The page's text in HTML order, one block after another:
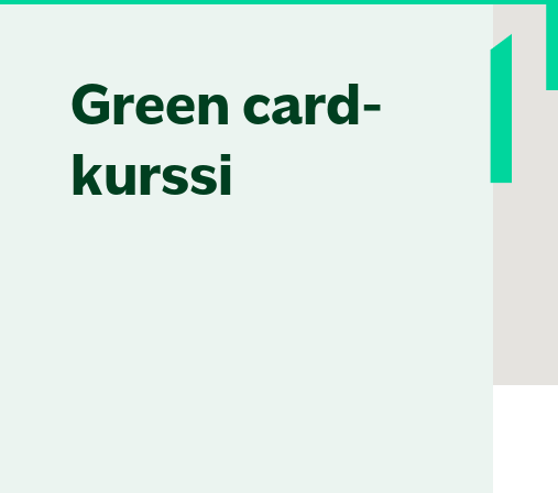
Skip to content
Green card-
kurssi